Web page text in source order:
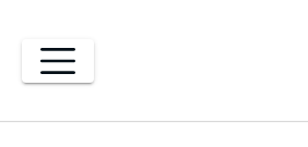
content